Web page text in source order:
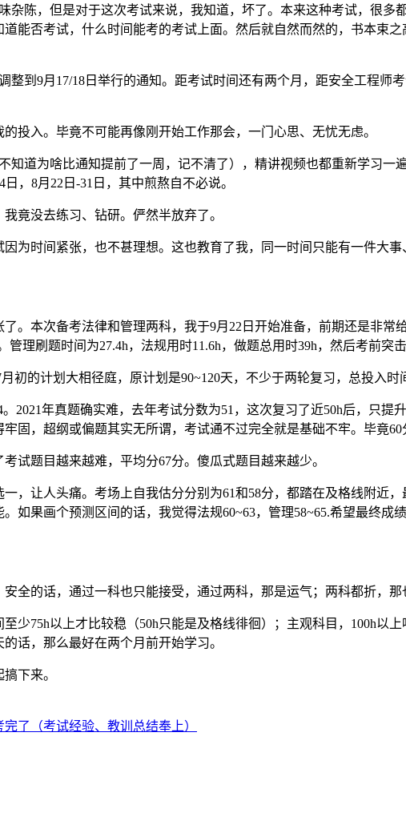
杂陈，但是对于这次考试来说，我知道，坏了。本来这种考试，很多
能否考试，什么时间能考的考试上面。然后就自然而然的，书本束
整到9月17/18日举行的通知。距考试时间还有两个月，距安全工程师
投入。毕竟不可能再像刚开始工作那会，一门心思、无忧无虑。
道为啥比通知提前了一周，记不清了），精讲视频也都重新学习一
，8月22日-31日，其中煎熬自不必说。
竟没去练习、钻研。俨然半放弃了。
为时间紧张，也不甚理想。这也教育了我，同一时间只能有一件大
。本次备考法律和管理两科，我于9月22日开始准备，前期还是非常
理刷题时间为27.4h，法规用时11.6h，做题总用时39h，然后考前突击
初的计划大相径庭，原计划是90~120天，不少于两轮复习，总投入时
2021年真题确实难，去年考试分数为51，这次复习了近50h后，只
固，超纲或偏题其实无所谓，考试通不过完全就是基础不牢。毕竟60
试题目越来越难，平均分67分。傻瓜式题目越来越少。
，让人头痛。考场上自我估分分别为61和58分，都踏在及格线附近
如果画个预测区间的话，我觉得法规60~63，管理58~65.希望最终成绩
全的话，通过一科也只能接受，通过两科，那是运气；两科都折，那
少75h以上才比较稳（50h只能是及格线徘徊）；主观科目，100h以
话，那么最好在两个月前开始学习。
下来。
了（考试经验、教训总结奉上）